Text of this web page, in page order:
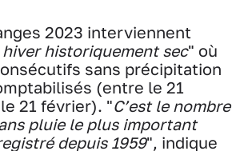
2023 interviennent
hiver historiquement sec" où
sans précipitation
(entre le 21
21 février). "C’est le nombre
pluie le plus important
depuis 1959", indique